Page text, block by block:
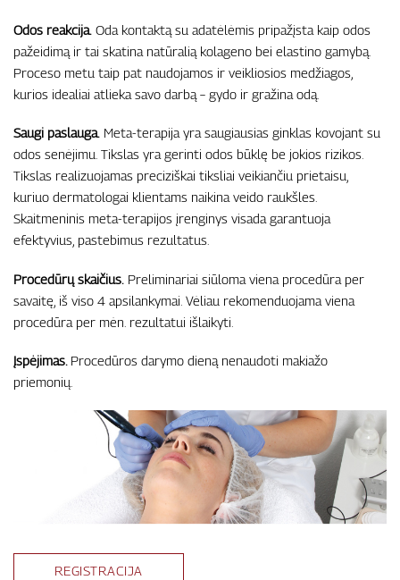
Odos reakcija. Oda kontaktą su adatėlėmis pripažįsta kaip odos
pažeidimą ir tai skatina natūralią kolageno bei elastino gamybą.
Proceso metu taip pat naudojamos ir veikliosios medžiagos,
kurios idealiai atlieka savo darbą – gydo ir gražina odą.
Saugi paslauga. Meta-terapija yra saugiausias ginklas kovojant su
odos senėjimu. Tikslas yra gerinti odos būklę be jokios rizikos.
Tikslas realizuojamas preciziškai tiksliai veikiančiu prietaisu,
kuriuo dermatologai klientams naikina veido raukšles.
Skaitmeninis meta-terapijos įrenginys visada garantuoja
efektyvius, pastebimus rezultatus.
Procedūrų skaičius. Preliminariai siūloma viena procedūra per
savaitę, iš viso 4 apsilankymai. Vėliau rekomenduojama viena
procedūra per mėn. rezultatui išlaikyti.
Įspėjimas. Procedūros darymo dieną nenaudoti makiažo
priemonių.
REGISTRACIJA